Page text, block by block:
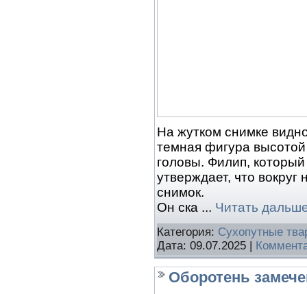
На жутком снимке
темная фигура
головы. Филип,
утверждает, что
снимок.
Он ска ... Читать
Категория: Сухопутные
Дата: 09.07.2025
Оборотень